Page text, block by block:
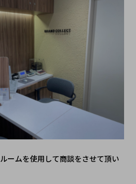
ームを使用して商談をさせて頂い